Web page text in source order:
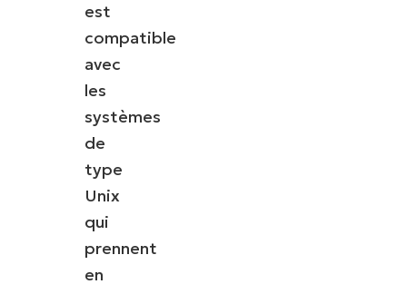
est
compatible
avec
les
systèmes
de
type
Unix
qui
prennent
en